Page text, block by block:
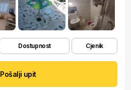
Dostupnost Cjenik
Pošalji upit